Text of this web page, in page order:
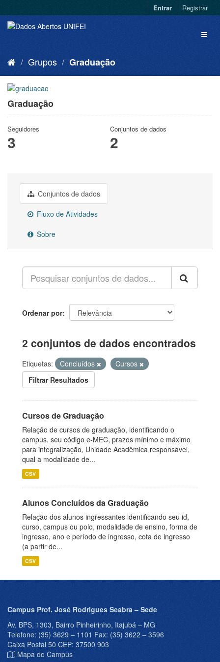
Entrar Registrar
Grupos Graduação
Graduação
Seguidores
3
Conjuntos de dados
2
Conjuntos de dados
Fluxo de Atividades
Sobre
Ordenar por
2 conjuntos de dados encontrados
Etiquetas: Concluídos
Cursos
Filtrar Resultados
Cursos de Graduação
Relação de cursos de graduação, identificando o
campus, seu código e-MEC, prazos mínimo e máximo
para integralização, Unidade Acadêmica responsável,
qual a modalidade de...
CSV
Alunos Concluídos da Graduação
Relação dos alunos ingressantes identificando seu id,
curso, campus ou polo, modalidade de ensino, forma de
ingresso, ano e período de ingresso, cota de ingresso
(a partir de...
CSV
Campus Prof. José Rodrigues Seabra – Sede
Av. BPS, 1303, Bairro Pinheirinho, Itajubá – MG
Telefone: (35) 3629 – 1101 Fax: (35) 3622 – 3596
Caixa Postal 50 CEP: 37500 903
Mapa do Campus